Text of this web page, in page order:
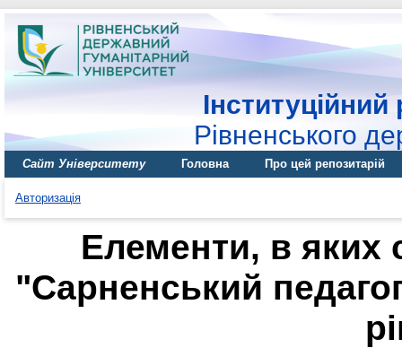
Інституційний
Рівненського
Сайт Університету Головна Про цей репозитарій
Авторизація
Елементи, в яких
"Сарненський